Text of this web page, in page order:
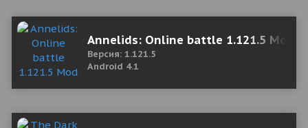
Annelids: Online battle 1.121.5 Mod
Версия: 1.121.5
Android 4.1